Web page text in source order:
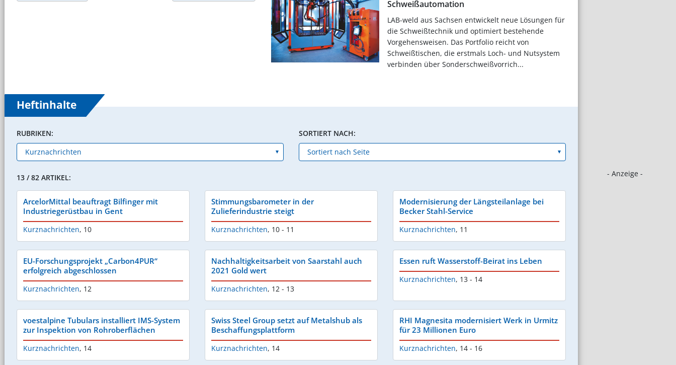
- Anzeige -
Schweißautomation
LAB-weld aus Sachsen entwickelt neue Lösungen für
die Schweißtechnik und optimiert bestehende
Vorgehensweisen. Das Portfolio reicht von
Schweißtischen, die erstmals Loch- und Nutsystem
verbinden über Sonderschweißvorrich...
Heftinhalte
RUBRIKEN: SORTIERT NACH:
13 / 82 ARTIKEL:
ArcelorMittal beauftragt Bilfinger mit
Industriegerüstbau in Gent
Kurznachrichten, 10
Stimmungsbarometer in der
Zulieferindustrie steigt
Kurznachrichten, 10 - 11
Modernisierung der Längsteilanlage bei
Becker Stahl-Service
Kurznachrichten, 11
EU-Forschungsprojekt „Carbon4PUR“
erfolgreich abgeschlossen
Kurznachrichten, 12
Nachhaltigkeitsarbeit von Saarstahl auch
2021 Gold wert
Kurznachrichten, 12 - 13
Essen ruft Wasserstoff-Beirat ins Leben
Kurznachrichten, 13 - 14
voestalpine Tubulars installiert IMS-System
zur Inspektion von Rohroberflächen
Kurznachrichten, 14
Swiss Steel Group setzt auf Metalshub als
Beschaffungsplattform
Kurznachrichten, 14
RHI Magnesita modernisiert Werk in Urmitz
für 23 Millionen Euro
Kurznachrichten, 14 - 16